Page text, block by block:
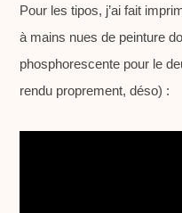
Pour les tipos, j’ai fait
à mains nues de peinture
phosphorescente pour le
rendu proprement, déso) :